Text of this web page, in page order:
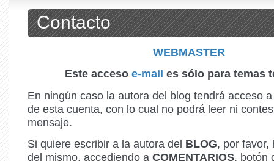
Contacto
WEBMASTER
Este acceso e-mail es sólo para temas
En ningún caso la autora del blog tendrá acceso
de esta cuenta, con lo cual no podrá leer ni
mensaje.
Si quiere escribir a la autora del BLOG, por favor,
del mismo, accediendo a COMENTARIOS, botón